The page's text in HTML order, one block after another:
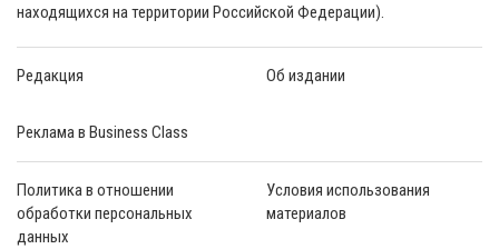
находящихся на территории Российской Федерации).
Редакция Об издании
Реклама в Business Class
Политика в отношении
обработки персональных
данных
Условия использования
материалов